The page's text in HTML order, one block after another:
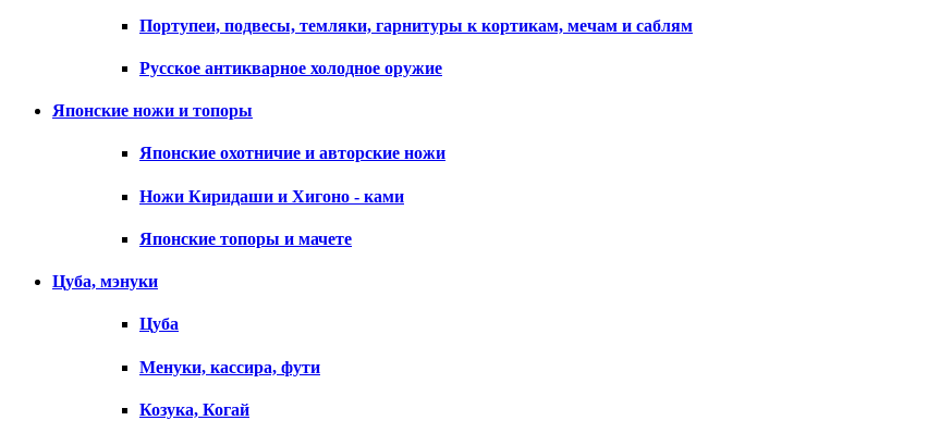
Портупеи, подвесы, темляки, гарнитуры к кортикам, мечам и саблям
Русское антикварное холодное оружие
Японские ножи и топоры
Японские охотничие и авторские ножи
Ножи Киридаши и Хигоно - ками
Японские топоры и мачете
Цуба, мэнуки
Цуба
Менуки, кассира, фути
Козука, Когай